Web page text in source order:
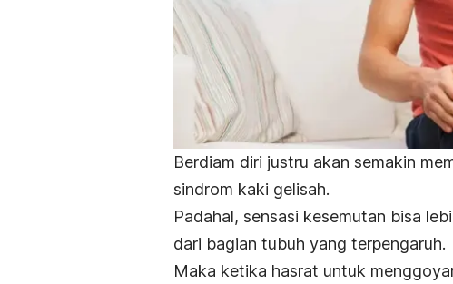
Berdiam diri justru akan semakin
sindrom kaki gelisah.
Padahal, sensasi kesemutan bisa
dari bagian tubuh yang terpengaruh.
Maka ketika hasrat untuk